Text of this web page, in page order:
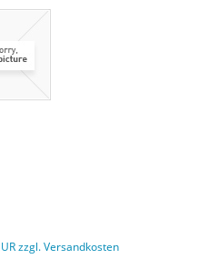
zzgl. Versandkosten